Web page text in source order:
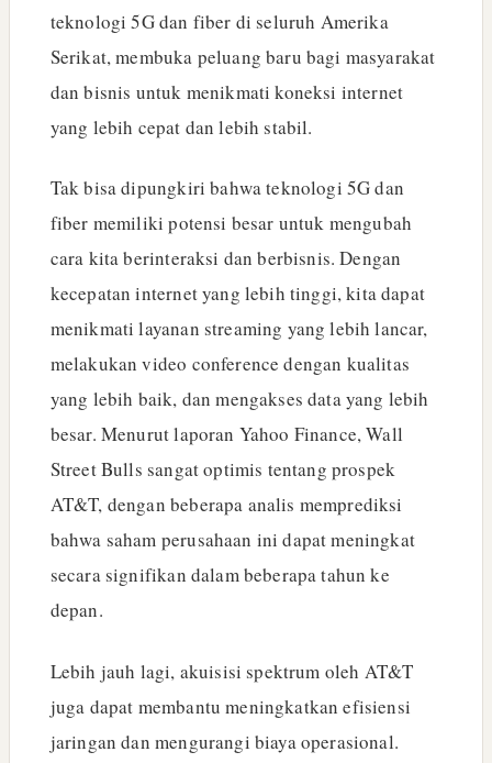
teknologi 5G dan fiber di seluruh Amerika
Serikat, membuka peluang baru bagi masyarakat
dan bisnis untuk menikmati koneksi internet
yang lebih cepat dan lebih stabil.
Tak bisa dipungkiri bahwa teknologi 5G dan
fiber memiliki potensi besar untuk mengubah
cara kita berinteraksi dan berbisnis. Dengan
kecepatan internet yang lebih tinggi, kita dapat
menikmati layanan streaming yang lebih lancar,
melakukan video conference dengan kualitas
yang lebih baik, dan mengakses data yang lebih
besar. Menurut laporan Yahoo Finance, Wall
Street Bulls sangat optimis tentang prospek
AT&T, dengan beberapa analis memprediksi
bahwa saham perusahaan ini dapat meningkat
secara signifikan dalam beberapa tahun ke
depan.
Lebih jauh lagi, akuisisi spektrum oleh AT&T
juga dapat membantu meningkatkan efisiensi
jaringan dan mengurangi biaya operasional.